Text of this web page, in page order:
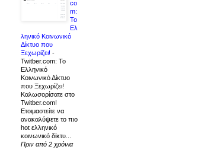
co
m:
Το
Ελ
ληνικό Κοινωνικό
Δίκτυο που
Ξεχωρίζει! -
Twitber.com: Το
Ελληνικό
Κοινωνικό Δίκτυο
που Ξεχωρίζει!
Καλωσορίσατε στο
Twitber.com!
Ετοιμαστείτε να
ανακαλύψετε το πιο
hot ελληνικό
κοινωνικό δίκτυ...
Πριν από 2 χρόνια